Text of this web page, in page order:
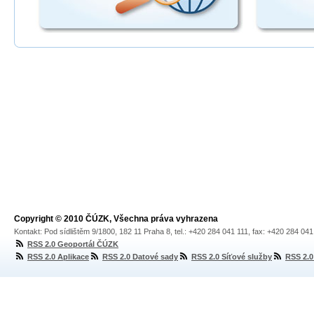
Copyright © 2010 ČÚZK, Všechna práva vyhrazena
Kontakt: Pod sídlištěm 9/1800, 182 11 Praha 8, tel.: +420 284 041 111, fax: +420 284
RSS 2.0 Geoportál ČÚZK
RSS 2.0 Aplikace
RSS 2.0 Datové sady RSS 2.0 Síťové služby RSS